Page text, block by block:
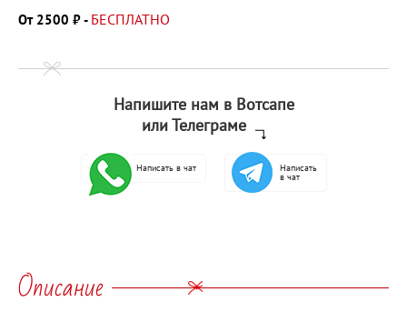
От 2500 ₽ - БЕСПЛАТНО
Напишите нам в Вотсапе
или Телеграме
Написать в чат Написать
в чат
Описание